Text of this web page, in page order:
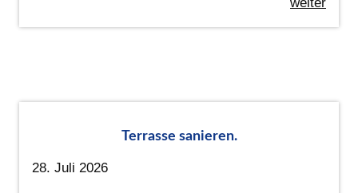
Terrasse sanieren.
28. Juli 2026